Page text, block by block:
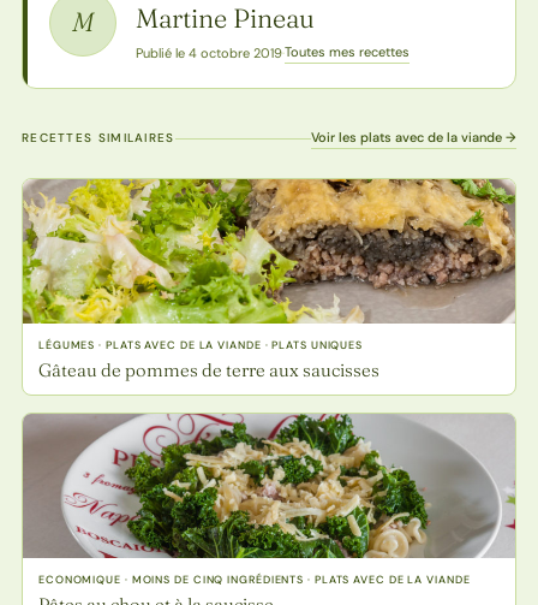
M Martine Pineau
Publié le 4 octobre 2019·Toutes mes recettes
RECETTES SIMILAIRES Voir les plats avec de la viande →
LÉGUMES · PLATS AVEC DE LA VIANDE · PLATS UNIQUES
Gâteau de pommes de terre aux saucisses
ECONOMIQUE · MOINS DE CINQ INGRÉDIENTS · PLATS AVEC DE LA VIANDE